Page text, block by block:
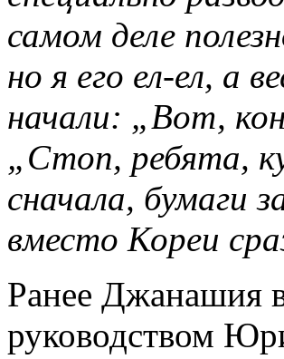
самом деле
но я его ел-ел, а
начали: „Вот,
„Стоп, ребята,
сначала, бумаги
вместо Кореи
Ранее Джанашия
руководством